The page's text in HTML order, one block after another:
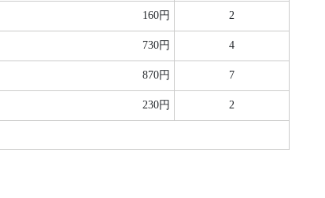
160円 2
730円 4
870円 7
230円 2